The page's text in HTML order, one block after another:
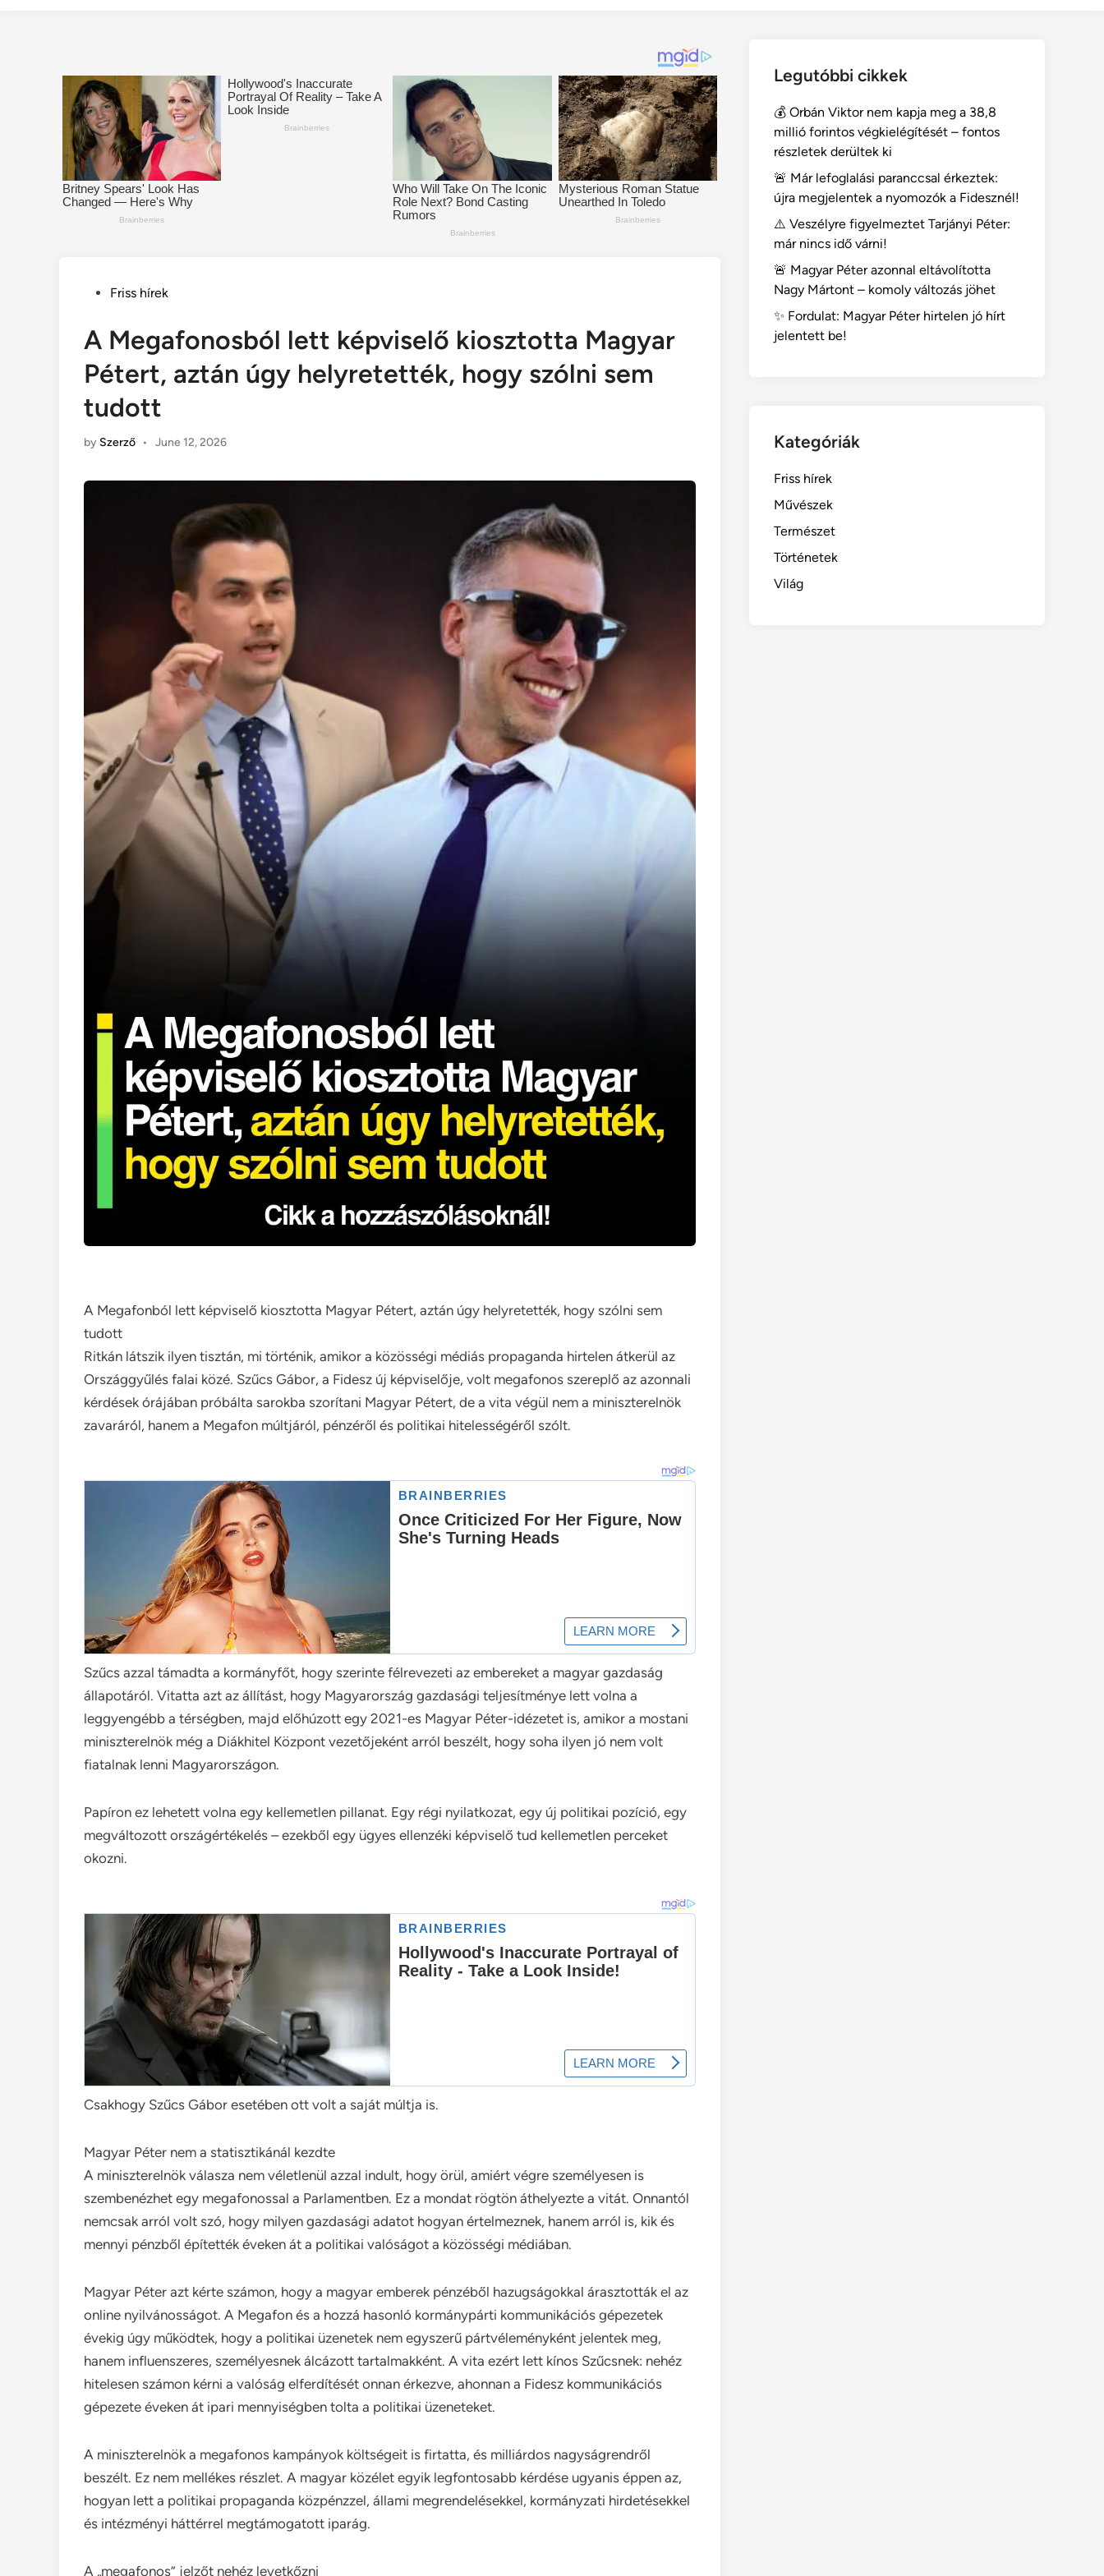
PostedFriss hírek
A Megafonosból lett képviselő kiosztotta Magyar
Pétert, aztán úgy helyretették, hogy szólni sem
tudott
by Szerző • June 12, 2026
A Megafonból lett képviselő kiosztotta Magyar Pétert, aztán úgy helyretették, hogy szólni sem
tudott
Ritkán látszik ilyen tisztán, mi történik, amikor a közösségi médiás propaganda hirtelen átkerül az
Országgyűlés falai közé. Szűcs Gábor, a Fidesz új képviselője, volt megafonos szereplő az azonnali
kérdések órájában próbálta sarokba szorítani Magyar Pétert, de a vita végül nem a miniszterelnök
zavaráról, hanem a Megafon múltjáról, pénzéről és politikai hitelességéről szólt.
Szűcs azzal támadta a kormányfőt, hogy szerinte félrevezeti az embereket a magyar gazdaság
állapotáról. Vitatta azt az állítást, hogy Magyarország gazdasági teljesítménye lett volna a
leggyengébb a térségben, majd előhúzott egy 2021-es Magyar Péter-idézetet is, amikor a mostani
miniszterelnök még a Diákhitel Központ vezetőjeként arról beszélt, hogy soha ilyen jó nem volt
fiatalnak lenni Magyarországon.
Papíron ez lehetett volna egy kellemetlen pillanat. Egy régi nyilatkozat, egy új politikai pozíció, egy
megváltozott országértékelés – ezekből egy ügyes ellenzéki képviselő tud kellemetlen perceket
okozni.
Csakhogy Szűcs Gábor esetében ott volt a saját múltja is.
Magyar Péter nem a statisztikánál kezdte
A miniszterelnök válasza nem véletlenül azzal indult, hogy örül, amiért végre személyesen is
szembenézhet egy megafonossal a Parlamentben. Ez a mondat rögtön áthelyezte a vitát. Onnantól
nemcsak arról volt szó, hogy milyen gazdasági adatot hogyan értelmeznek, hanem arról is, kik és
mennyi pénzből építették éveken át a politikai valóságot a közösségi médiában.
Magyar Péter azt kérte számon, hogy a magyar emberek pénzéből hazugságokkal árasztották el az
online nyilvánosságot. A Megafon és a hozzá hasonló kormánypárti kommunikációs gépezetek
évekig úgy működtek, hogy a politikai üzenetek nem egyszerű pártvéleményként jelentek meg,
hanem influenszeres, személyesnek álcázott tartalmakként. A vita ezért lett kínos Szűcsnek: nehéz
hitelesen számon kérni a valóság elferdítését onnan érkezve, ahonnan a Fidesz kommunikációs
gépezete éveken át ipari mennyiségben tolta a politikai üzeneteket.
A miniszterelnök a megafonos kampányok költségeit is firtatta, és milliárdos nagyságrendről
beszélt. Ez nem mellékes részlet. A magyar közélet egyik legfontosabb kérdése ugyanis éppen az,
hogyan lett a politikai propaganda közpénzzel, állami megrendelésekkel, kormányzati hirdetésekkel
és intézményi háttérrel megtámogatott iparág.
A „megafonos” jelzőt nehéz levetkőzni
Legutóbbi cikkek
💰 Orbán Viktor nem kapja meg a 38,8
millió forintos végkielégítését – fontos
részletek derültek ki
🚨 Már lefoglalási paranccsal érkeztek:
újra megjelentek a nyomozók a Fidesznél!
⚠️ Veszélyre figyelmeztet Tarjányi Péter:
már nincs idő várni!
🚨 Magyar Péter azonnal eltávolította
Nagy Mártont – komoly változás jöhet
✨ Fordulat: Magyar Péter hirtelen jó hírt
jelentett be!
Kategóriák
Friss hírek
Művészek
Természet
Történetek
Világ